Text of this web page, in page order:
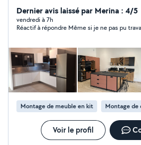
isolation thermique et acoustique. ~Revêtements de sol
et finitions : pose de parquet, stratifié, linoleum,
carrelage, peinture et finitions diverses.
bureaux, étagères, canapés
remontage lors d'un déménagement. ~Petits travaux et
bricolage : İnstallation de tringles à rideaux, lustres,
luminaires, étagères murales,
~Travaux de rénovation.
~Aide au déménagement : Chargement, déchargement
et déplacement d'objets lourds. Sérieux, ponctuels et
efficaces, nous travaillons avec soin
professionnalisme. La satisfaction
notre priorité. Cordialement.
Dernier avis laissé par Merina : 4/5
vendredi à 7h
Réactif à répondre Même si je ne pas
Montage de meuble en kit Montage de
Voir le profil